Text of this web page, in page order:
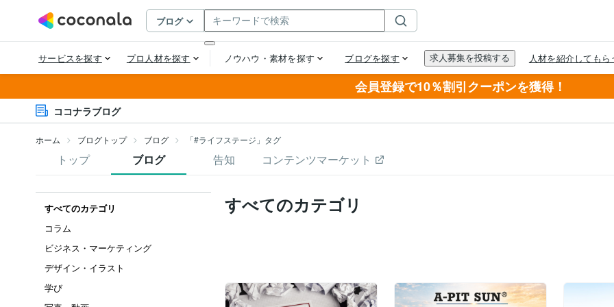
会員登録で10％割引クーポンを獲得！
ココナラブログ
ホーム ブログトップ ブログ 「#ライフステージ」タグ
トップ ブログ 告知 コンテンツマーケット
すべてのカテゴリ
コラム
ビジネス・マーケティング
デザイン・イラスト
学び
すべてのカテゴリ